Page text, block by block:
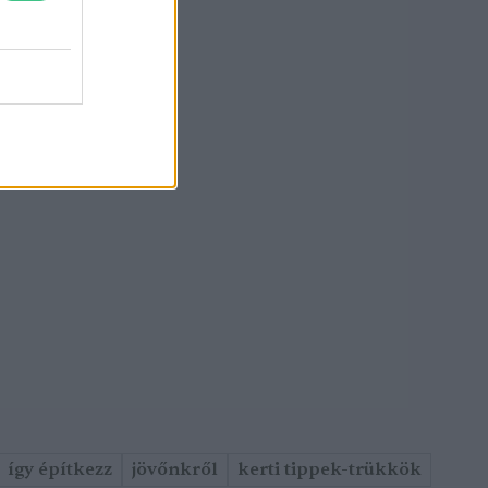
így építkezz jövőnkről kerti tippek-trükkök